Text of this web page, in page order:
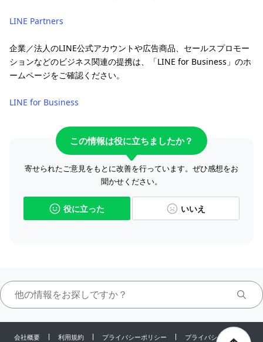
LINE Partners
企業／法人のLINE公式アカウントや広告商品、セールスプロモー
ションなどのビジネス関連の提携は、「LINE for Business」のホ
ームページをご確認ください。
LINE for Business
この情報は役に立ちましたか？
寄せられたご意見をもとに改善を行っています。ぜひ感想をお
聞かせください。
役に立った いいえ
会社概要 利用規約 プライバシーポリシー プライバシーセンター